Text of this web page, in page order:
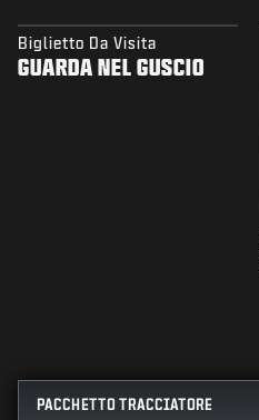
Biglietto Da Visita
GUARDA NEL GUSCIO
PACCHETTO TRACCIATORE